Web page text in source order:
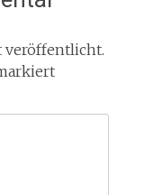
veröffentlicht.